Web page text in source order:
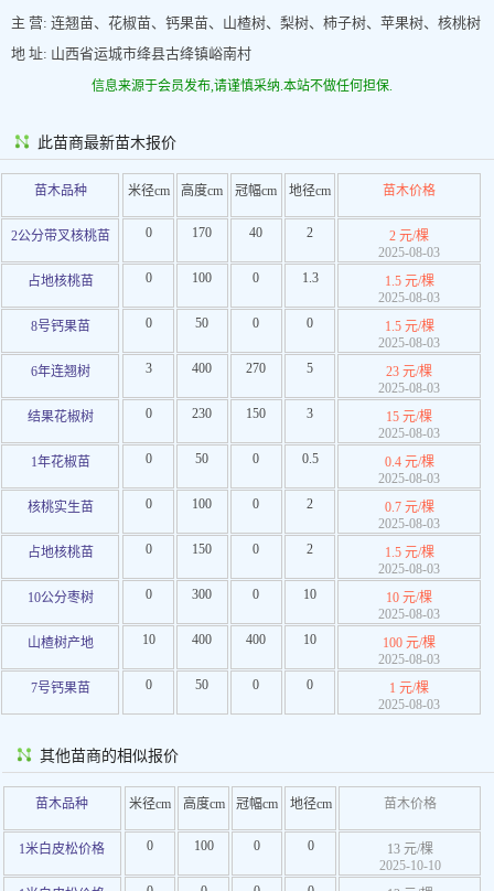
主 营: 连翘苗、花椒苗、钙果苗、山楂树、梨树、柿子树、苹果树、核桃树
地 址: 山西省运城市绛县古绛镇峪南村
信息来源于会员发布,请谨慎采纳.本站不做任何担保.
此苗商最新苗木报价
苗木品种 米径cm 高度cm 冠幅cm 地径cm 苗木价格
2公分带叉核桃苗 0 170 40 2
2 元/棵
2025-08-03
占地核桃苗
0 100 0 1.3
1.5 元/棵
2025-08-03
8号钙果苗
0 50 0 0
1.5 元/棵
2025-08-03
6年连翘树
3 400 270 5
23 元/棵
2025-08-03
结果花椒树
0 230 150 3
15 元/棵
2025-08-03
1年花椒苗
0 50 0 0.5
0.4 元/棵
2025-08-03
核桃实生苗
0 100 0 2
0.7 元/棵
2025-08-03
占地核桃苗
0 150 0 2
1.5 元/棵
2025-08-03
10公分枣树
0 300 0 10
10 元/棵
2025-08-03
山楂树产地
10 400 400 10
100 元/棵
2025-08-03
7号钙果苗
0 50 0 0
1 元/棵
2025-08-03
其他苗商的相似报价
苗木品种 米径cm 高度cm 冠幅cm 地径cm 苗木价格
1米白皮松价格 0 100 0 0
13 元/棵
2025-10-10